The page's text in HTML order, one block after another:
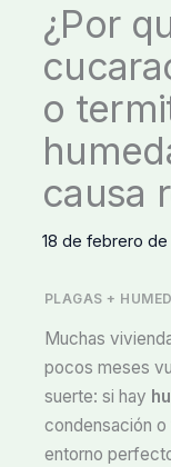
¿Por
o
causa
18 de febrero de
PLAGAS +
Muchas
pocos meses
suerte: si hay
condensación
entorno